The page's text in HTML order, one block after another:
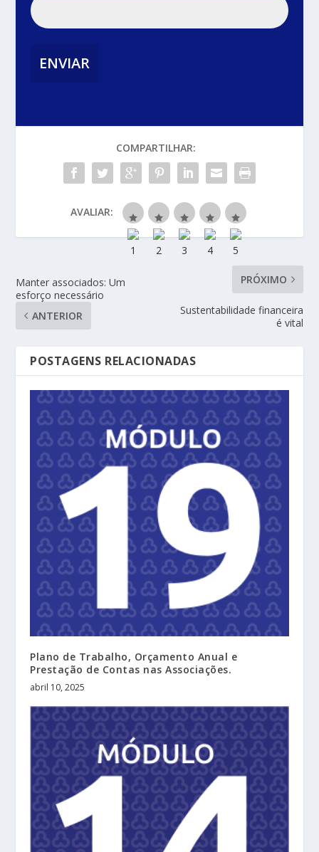
ENVIAR
COMPARTILHAR:
AVALIAR:
Manter associados: Um
esforço necessário
ANTERIOR
PRÓXIMO
Sustentabilidade financeira
é vital
POSTAGENS RELACIONADAS
Plano de Trabalho, Orçamento Anual e
Prestação de Contas nas Associações.
abril 10, 2025